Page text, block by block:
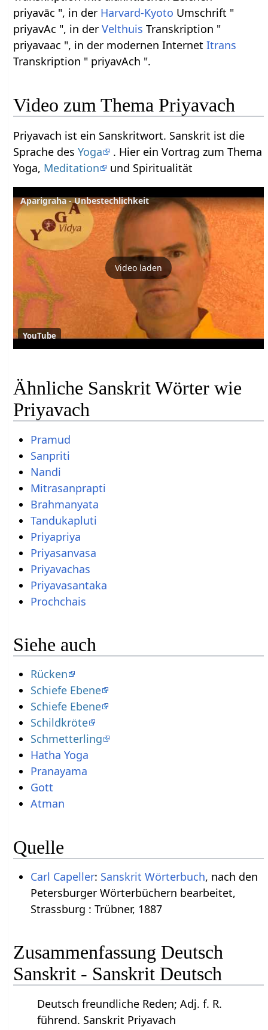
priyavāc ", in der Harvard-Kyoto Umschrift "
priyavAc ", in derVelthuis Transkription "
priyavaac ", in der modernen InternetItrans
Transkription " priyavAch ".
Video zum Thema Priyavach
Priyavach ist ein Sanskritwort. Sanskrit ist die
Sprache desYoga
. Hier ein Vortrag zum Thema
Yoga, Meditation und Spiritualität
Aparigraha - Unbestechlichkeit
Video laden
YouTube
Ähnliche Sanskrit Wörter wie
Priyavach
Pramud
Sanpriti
Nandi
Mitrasanprapti
Brahmanyata
Tandukapluti
Priyapriya
Priyasanvasa
Priyavachas
Priyavasantaka
Prochchais
Siehe auch
Rücken
Schiefe Ebene
Schiefe Ebene
Schildkröte
Schmetterling
Hatha Yoga
Pranayama
Gott
Atman
Quelle
Carl Capeller: Sanskrit Wörterbuch, nach den
Petersburger Wörterbüchern bearbeitet,
Strassburg : Trübner, 1887
Zusammenfassung Deutsch
Sanskrit - Sanskrit Deutsch
Deutsch freundliche Reden; Adj. f. R.
führend. Sanskrit Priyavach